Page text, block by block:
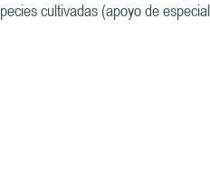
cultivadas (apoyo de